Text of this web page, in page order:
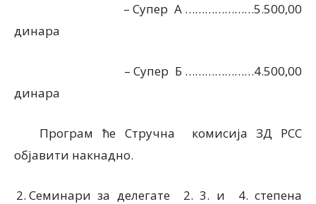
– Супер А …………………5.500,00
динара
– Супер Б …………………4.500,00
динара
Програм ће Стручна комисија ЗД РСС
објавити накнадно.
Семинари за делегате 2. 3. и 4. степена